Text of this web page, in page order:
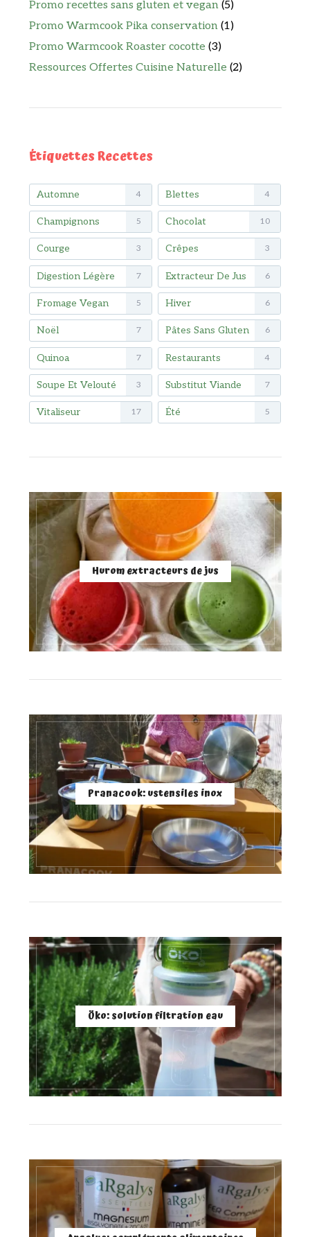
Promo recettes sans gluten et vegan (5)
Promo Warmcook Pika conservation (1)
Promo Warmcook Roaster cocotte (3)
Ressources Offertes Cuisine Naturelle (2)
Étiquettes Recettes
Automne 4 Blettes 4
Champignons 5 Chocolat 10
Courge 3 Crêpes 3
Digestion Légère 7 Extracteur De Jus 6
Fromage Vegan 5 Hiver 6
Noël 7 Pâtes Sans Gluten 6
Quinoa 7 Restaurants 4
Soupe Et Velouté 3 Substitut Viande 7
Vitaliseur 17 Été 5
Hurom extracteurs de jus
Pranacook: ustensiles inox
Öko: solution filtration eau